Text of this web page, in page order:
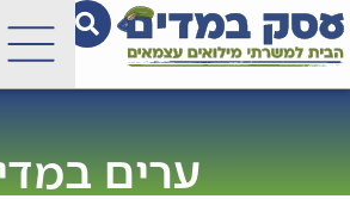
ערים